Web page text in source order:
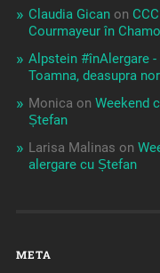
Claudia Gicanon
Courmayeur în
Alpstein #înAlergare
Toamna, deasupra
Monica on Weekend
Ștefan
Larisa Malinas on
alergare cu Ștefan
META